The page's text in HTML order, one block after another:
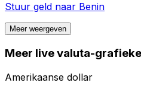
Stuur geld naar Benin
Meer weergeven
Meer live valuta-
Amerikaanse dollar